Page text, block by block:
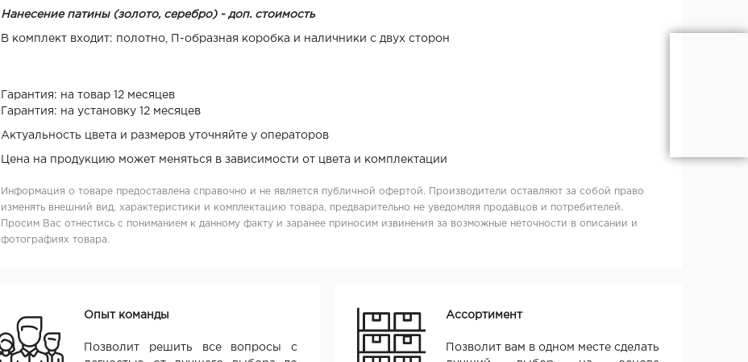
Нанесение патины (золото, серебро) - доп. стоимость
В комплект входит: полотно, П-образная коробка и наличники с двух сторон
Гарантия: на товар 12 месяцев
Гарантия: на установку 12 месяцев
Актуальность цвета и размеров уточняйте у операторов
Цена на продукцию может меняться в зависимости от цвета и комплектации
Информация о товаре предоставлена справочно и не является публичной офертой. Производители оставляют за собой право
изменять внешний вид, характеристики и комплектацию товара, предварительно не уведомляя продавцов и потребителей.
Просим Вас отнестись с пониманием к данному факту и заранее приносим извинения за возможные неточности в описании и
фотографиях товара.
Опыт команды
Позволит решить все вопросы с
Ассортимент
Позволит вам в одном месте сделать